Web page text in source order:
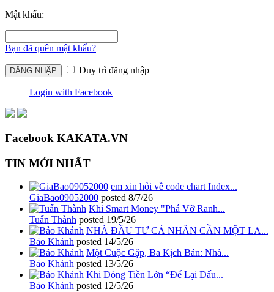
Mật khẩu:
Bạn đã quên mật khẩu?
Duy trì đăng nhập
Login with Facebook
Facebook KAKATA.VN
TIN MỚI NHẤT
em xin hỏi về code chart Index...
GiaBao09052000 posted 8/7/26
Khi Smart Money "Phá Vỡ Ranh...
Tuấn Thành posted 19/5/26
NHÀ ĐẦU TƯ CÁ NHÂN CẦN MỘT LA...
Bảo Khánh posted 14/5/26
Một Cuộc Gặp, Ba Kịch Bản: Nhà...
Bảo Khánh posted 13/5/26
Khi Dòng Tiền Lớn “Để Lại Dấu...
Bảo Khánh posted 12/5/26